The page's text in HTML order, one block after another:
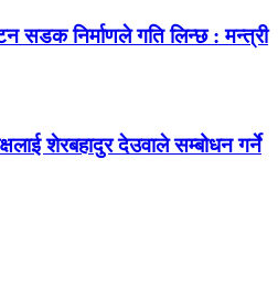
सडक निर्माणले गति लिन्छ : मन्त्री
शेरबहादुर देउवाले सम्बोधन गर्ने